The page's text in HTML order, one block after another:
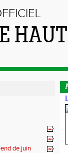
de juin